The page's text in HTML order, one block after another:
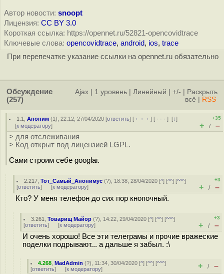
Автор новости: snoopt
Лицензия: CC BY 3.0
Короткая ссылка: https://opennet.ru/52821-opencovidtrace
Ключевые слова: opencovidtrace, android, ios, trace
При перепечатке указание ссылки на opennet.ru обязательно
Обсуждение
(257)
Ajax 1 уровень Линейный +/-
Раскрыть
всё
RSS
1.1 ,Аноним (1), 22:12, 27/04/2020 [ответить] [ ﹢﹢﹢] [ · · ·][↓]
[к модератору]
+35
+ / –
> для отслеживания
> Код открыт под лицензией LGPL.
Сами строим себе googlаг.
2.217 ,Тот_Самый_Анонимус (?), 18:38, 28/04/2020 [^] [^^] [^^^]
[ответить] [к модератору]
+3
+ / –
Кто? У меня телефон до сих пор кнопочный.
3.261 ,Товарищ Майор (?), 14:22, 29/04/2020 [^] [^^] [^^^]
[ответить] [к модератору]
+3
+ / –
И очень хорошо! Все эти телеграмы и прочие вражеские
подeлки подрывают... а дальше я забыл. :\
4.268 ,MadAdmin (?), 11:34, 30/04/2020 [^] [^^] [^^^]
[ответить] [к модератору] + / –